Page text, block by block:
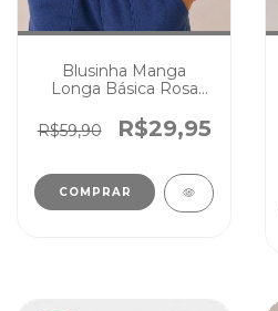
Blusinha Manga
Longa Básica Rosa
Menina
R$59,90 R$29,95
COMPRAR